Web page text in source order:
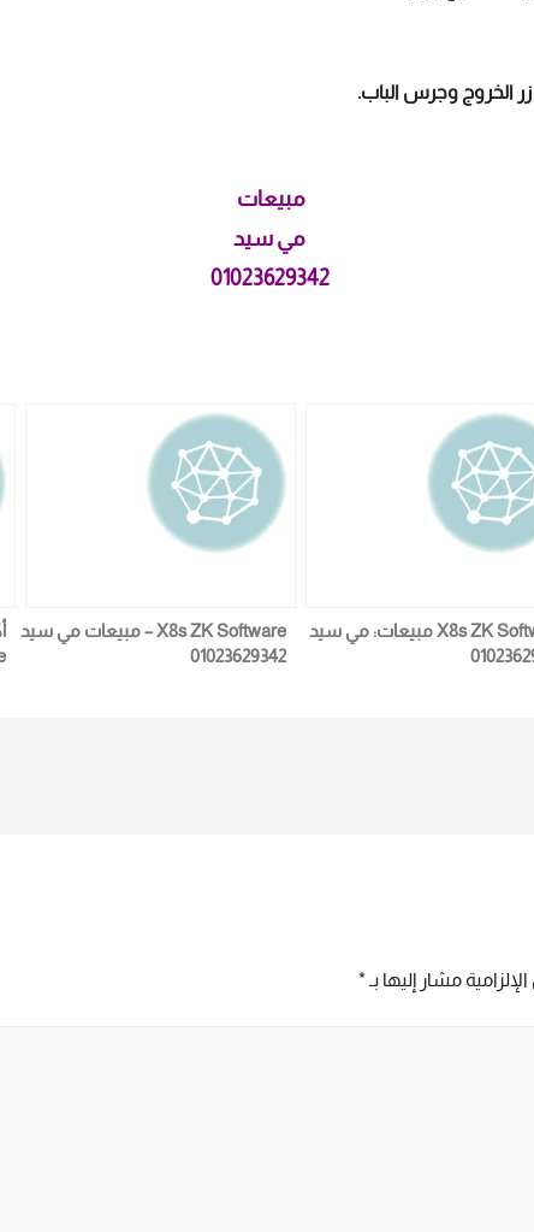
الخروج وجرس الباب.
مبيعات
مي سيد
01023629342
X8s ZK Software مبيعات: مي سيد
X8s ZK Software – مبيعات مي سيد
01023629342
مشار إليها بـ*